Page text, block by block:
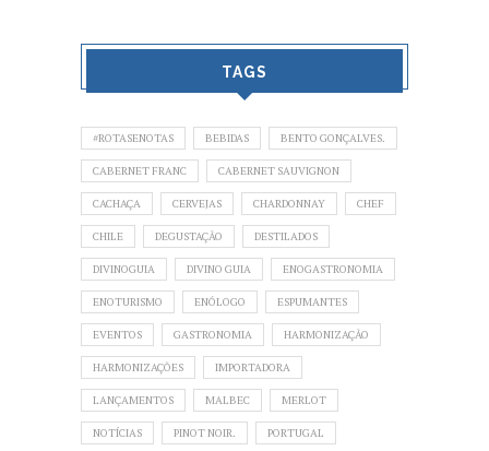
TAGS
#ROTASENOTAS BEBIDAS BENTO GONÇALVES.
CABERNET FRANC CABERNET SAUVIGNON
CACHAÇA CERVEJAS CHARDONNAY CHEF
CHILE DEGUSTAÇÃO DESTILADOS
DIVINOGUIA DIVINO GUIA ENOGASTRONOMIA
ENOTURISMO ENÓLOGO ESPUMANTES
EVENTOS GASTRONOMIA HARMONIZAÇÃO
HARMONIZAÇÕES IMPORTADORA
LANÇAMENTOS MALBEC MERLOT
NOTÍCIAS PINOT NOIR. PORTUGAL